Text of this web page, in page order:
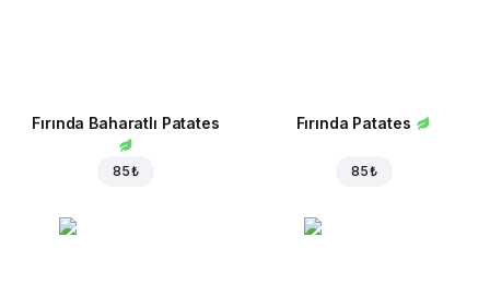
Fırında Baharatlı Patates
85 ₺
Fırında Patates
85 ₺